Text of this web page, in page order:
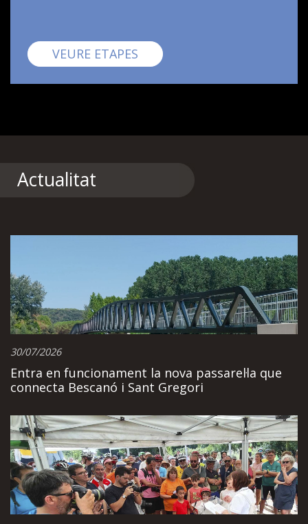
VEURE ETAPES Pirinexus
Actualitat
30/07/2026
Entra en funcionament la nova passarel·la que
connecta Bescanó i Sant Gregori